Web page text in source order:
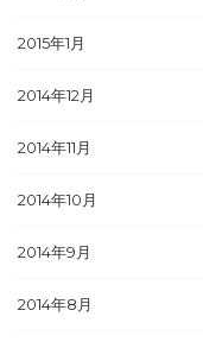
2015年1月
2014年12月
2014年11月
2014年10月
2014年9月
2014年8月